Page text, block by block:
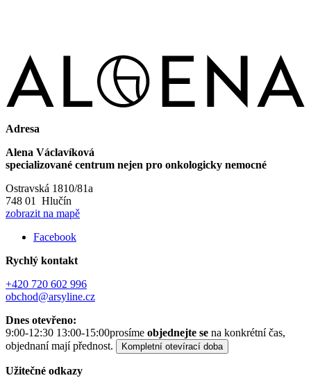
Adresa
Alena Václavíková
specializované centrum nejen pro onkologicky nemocné
Ostravská 1810/81a
748 01 Hlučín
zobrazit na mapě
Facebook
Rychlý kontakt
+420 720 602 996
obchod@arsyline.cz
Dnes otevřeno:
9:00-12:30 13:00-15:00prosíme objednejte se na konkrétní čas,
objednaní mají přednost.
Kompletní otevírací doba
Užitečné odkazy